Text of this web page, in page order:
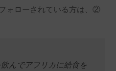
ォローされている方は、②
んでアフリカに給食を